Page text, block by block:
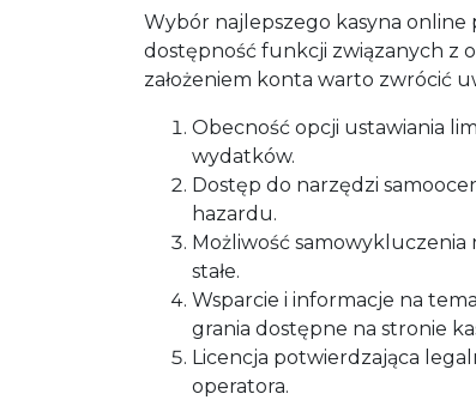
Wybór najlepszego kasyna
dostępność funkcji związanych z
założeniem konta warto zwrócić
Obecność opcji ustawiania
wydatków.
Dostęp do narzędzi
hazardu.
Możliwość samowykluczenia
stałe.
Wsparcie i informacje na
grania dostępne na stronie
Licencja potwierdzająca
operatora.